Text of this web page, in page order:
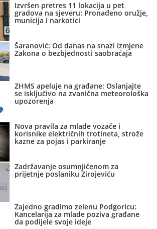
Izvršen pretres 11 lokacija u pet
gradova na sjeveru: Pronađeno oružje,
municija i narkotici
Šaranović: Od danas na snazi izmjene
Zakona o bezbjednosti saobraćaja
ZHMS apeluje na građane: Oslanjajte
se isključivo na zvanična meteorološka
upozorenja
Nova pravila za mlade vozače i
korisnike električnih trotineta, strože
kazne za pojas i parkiranje
Zadržavanje osumnjičenom za
prijetnje poslaniku Zirojeviću
Zajedno gradimo zelenu Podgoricu:
Kancelarija za mlade poziva građane
da podijele svoje ideje